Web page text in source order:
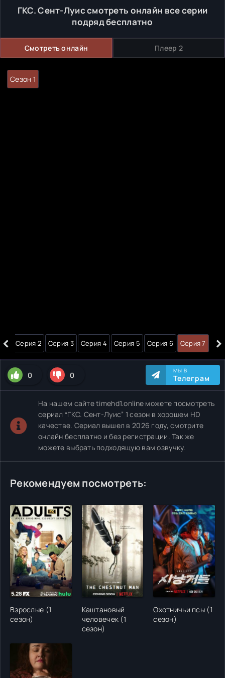
ГКС. Сент-Луис смотреть онлайн все серии
подряд бесплатно
Смотреть онлайн Плеер 2
Сезон 1
‹
1 Серия 2 Серия 3 Серия 4 Серия 5 Серия 6 Серия 7 ›
0 0 МЫ В
Телеграм
На нашем сайте timehd1.online можете посмотреть
сериал “ГКС. Сент-Луис” 1 сезон в хорошем HD
качестве. Сериал вышел в 2026 году, смотрите
онлайн бесплатно и без регистрации. Так же
можете выбрать подходящую вам озвучку.
Рекомендуем посмотреть:
Взрослые (1
сезон)
Каштановый
человечек (1
сезон)
Охотничьи псы (1
сезон)